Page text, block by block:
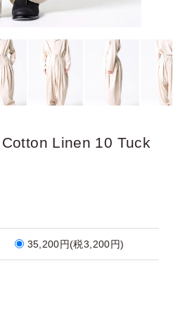
Linen 10 Tuck
35,200円(税3,200円)